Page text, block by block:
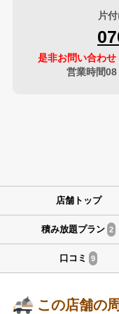
片
是非お問い合わせ
営業時間
店舗トップ
積み放題プラン 2
口コミ 9
この店舗の